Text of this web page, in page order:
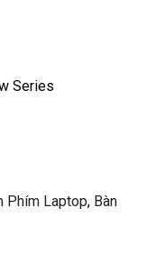
Series
Phím Laptop, Bàn